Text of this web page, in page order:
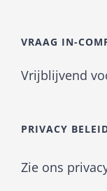
VRAAG IN-
Vrijblijvend
PRIVACY
Zie ons